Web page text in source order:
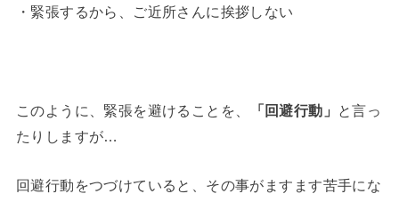
・緊張するから、ご近所さんに挨拶しない
このように、緊張を避けることを、 「回避行動」
と言っ
たりしますが…
回避行動をつづけていると、その事がますます苦手にな